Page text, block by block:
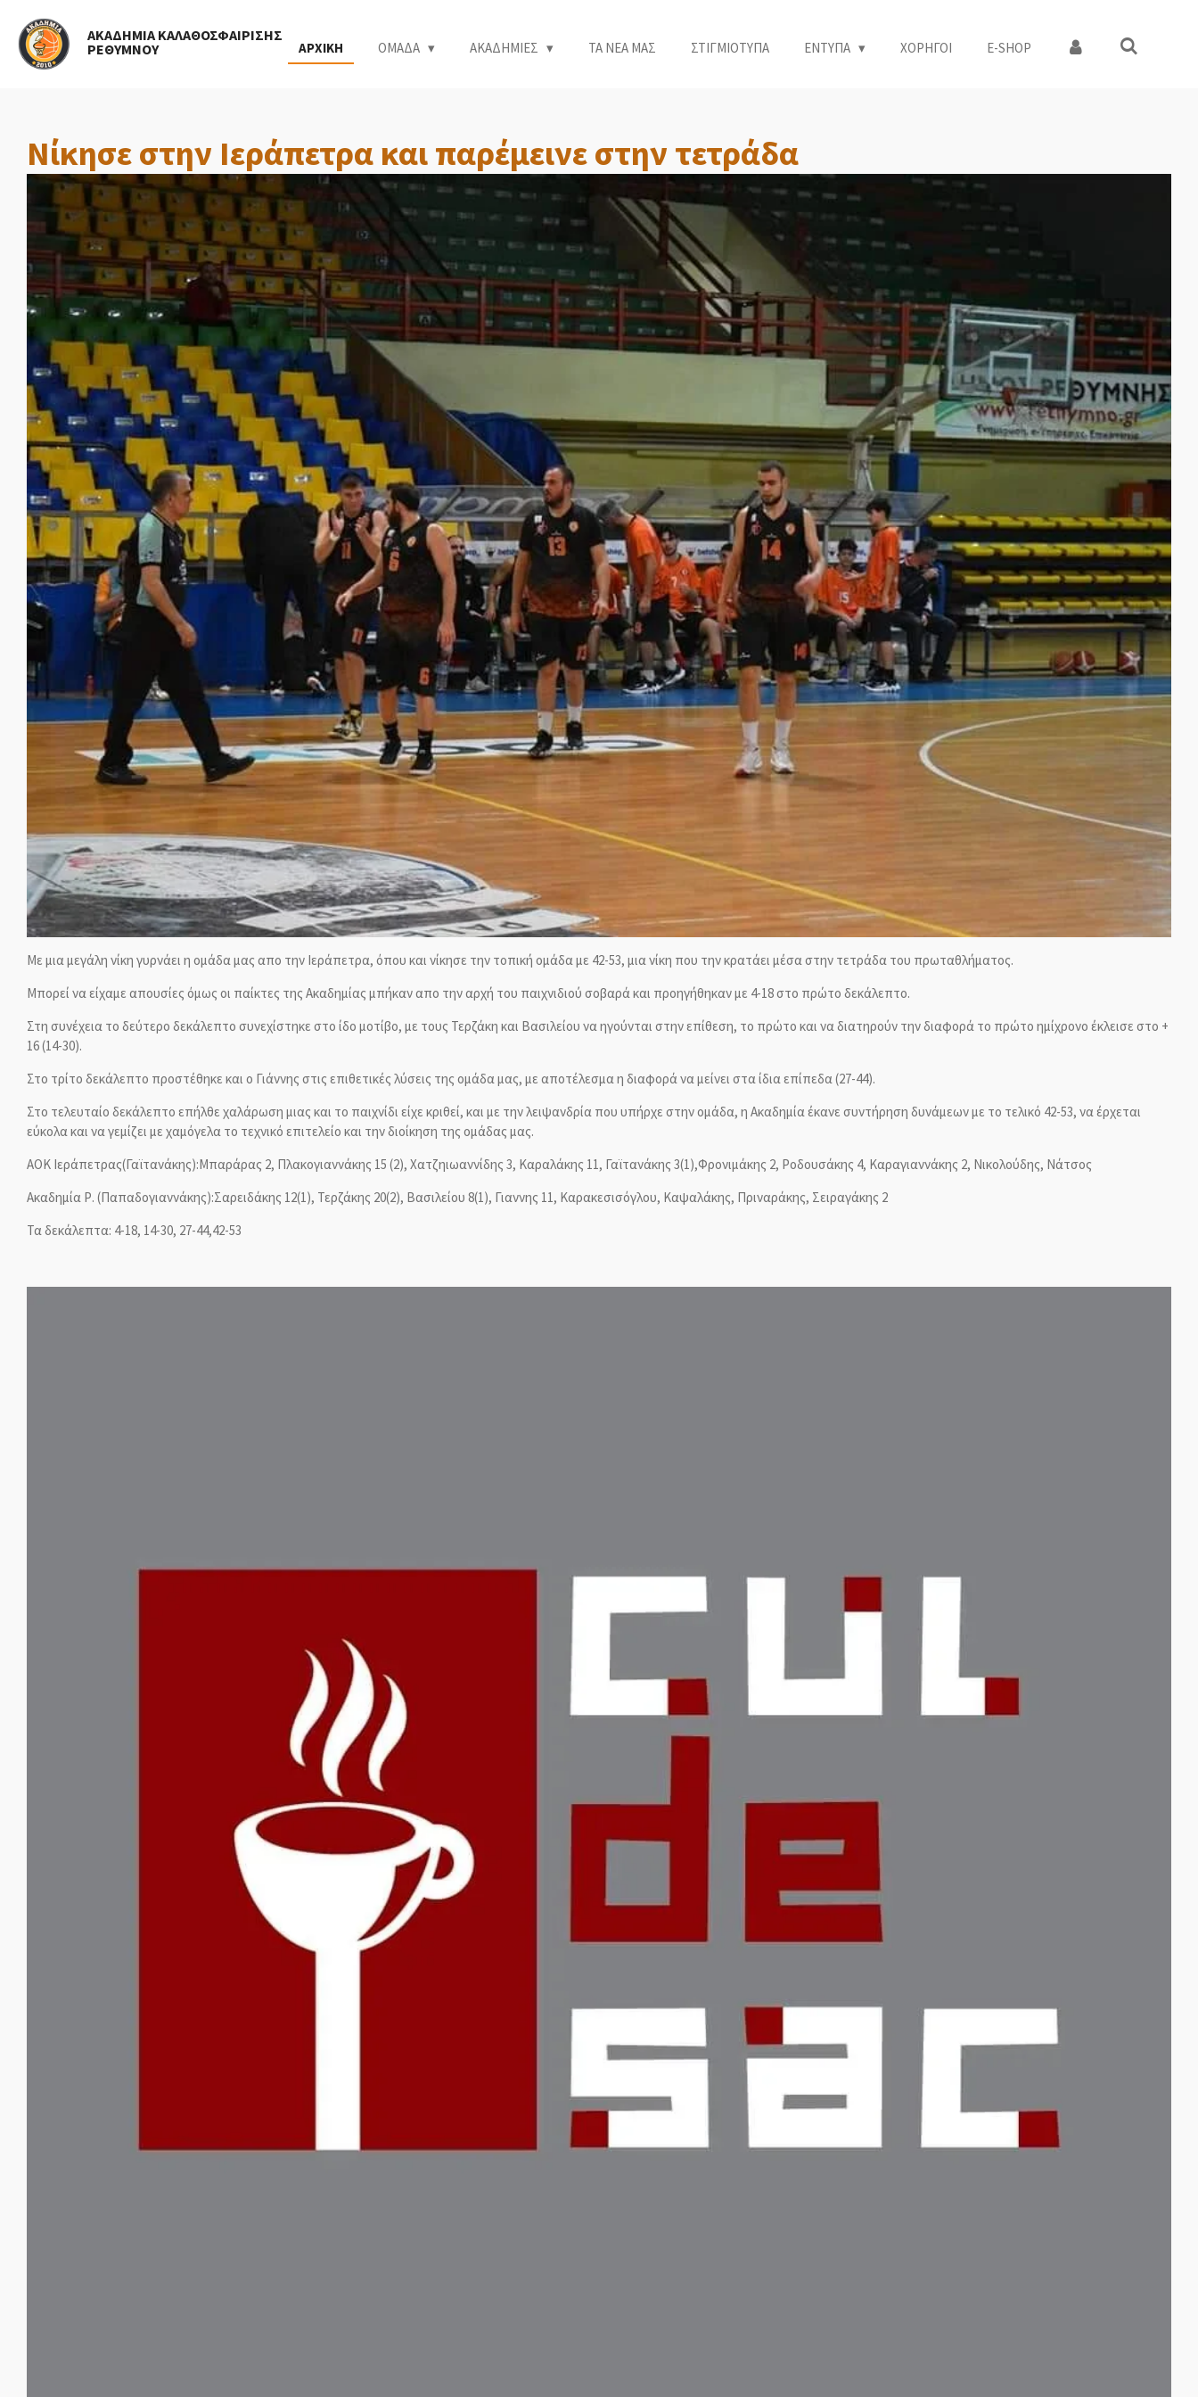
Skip
to
main
ΑΚΑΔΗΜΙΑ ΚΑΛΑΘΟΣΦΑΙΡΙΣΗΣ
ΡΕΘΥΜΝΟΥ
ΑΡΧΙΚΗ ΟΜΑΔΑ ΑΚΑΔΗΜΙΕΣ ΤΑ ΝΕΑ ΜΑΣ ΣΤΙΓΜΙΟΤΥΠΑ ΕΝΤΥΠΑ ΧΟΡΗΓΟΙ Ε-SHOP
Νίκησε στην Ιεράπετρα και παρέμεινε στην τετράδα
Με μια μεγάλη νίκη γυρνάει η ομάδα μας απο την Ιεράπετρα, όπου και νίκησε την τοπική ομάδα με 42-53, μια νίκη που την κρατάει μέσα στην τετράδα του πρωταθλήματος.
Μπορεί να είχαμε απουσίες όμως οι παίκτες της Ακαδημίας μπήκαν απο την αρχή του παιχνιδιού σοβαρά και προηγήθηκαν με 4-18 στο πρώτο δεκάλεπτο.
Στη συνέχεια το δεύτερο δεκάλεπτο συνεχίστηκε στο ίδο μοτίβο, με τους Τερζάκη και Βασιλείου να ηγούνται στην επίθεση, το πρώτο και να διατηρούν την διαφορά το πρώτο ημίχρονο έκλεισε στο +
16 (14-30).
Στο τρίτο δεκάλεπτο προστέθηκε και ο Γιάννης στις επιθετικές λύσεις της ομάδα μας, με αποτέλεσμα η διαφορά να μείνει στα ίδια επίπεδα (27-44).
Στο τελευταίο δεκάλεπτο επήλθε χαλάρωση μιας και το παιχνίδι είχε κριθεί, και με την λειψανδρία που υπήρχε στην ομάδα, η Ακαδημία έκανε συντήρηση δυνάμεων με το τελικό 42-53, να έρχεται
εύκολα και να γεμίζει με χαμόγελα το τεχνικό επιτελείο και την διοίκηση της ομάδας μας.
ΑΟΚ Ιεράπετρας(Γαϊτανάκης):Μπαράρας 2, Πλακογιαννάκης 15 (2), Χατζηιωαννίδης 3, Καραλάκης 11, Γαϊτανάκης 3(1),Φρονιμάκης 2, Ροδουσάκης 4, Καραγιαννάκης 2, Νικολούδης, Νάτσος
Ακαδημία Ρ. (Παπαδογιαννάκης):Σαρειδάκης 12(1), Τερζάκης 20(2), Βασιλείου 8(1), Γιαννης 11, Καρακεσισόγλου, Καψαλάκης, Πριναράκης, Σειραγάκης 2
Τα δεκάλεπτα: 4-18, 14-30, 27-44,42-53